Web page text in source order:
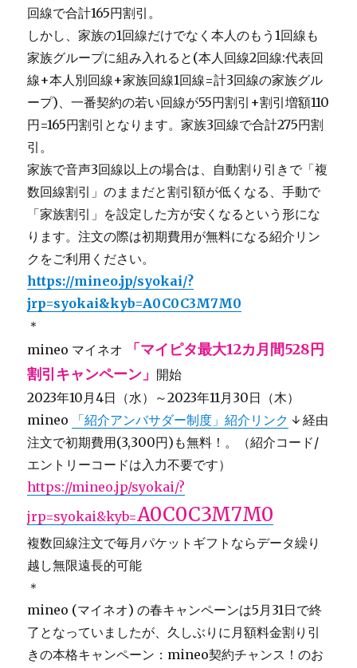
回線で合計165円割引。
しかし、家族の1回線だけでなく本人のもう1回線も
家族グループに組み入れると(本人回線2回線:代表回
線+本人別回線+家族回線1回線=計3回線の家族グル
ープ)、一番契約の若い回線が55円割引+割引増額110
円=165円割引となります。家族3回線で合計275円割
引。
家族で音声3回線以上の場合は、自動割り引きで「複
数回線割引」のままだと割引額が低くなる、手動で
「家族割引」を設定した方が安くなるという形にな
ります。注文の際は初期費用が無料になる紹介リン
クをご利用ください。
https://mineo.jp/syokai/?
jrp=syokai&kyb=A0C0C3M7M0
＊
mineo マイネオ
「マイピタ最大12カ月間528円
割引キャンペーン」 開始
2023年10月4日（水）～2023年11月30日（木）
mineo
「紹介アンバサダー制度」紹介リンク ↓ 経由
注文で初期費用(3,300円)も無料！。（紹介コード/
エントリーコードは入力不要です）
https://mineo.jp/syokai/?
jrp=syokai&kyb=A0C0C3M7M0
複数回線注文で毎月パケットギフトならデータ繰り
越し無限遠長的可能
＊
mineo (マイネオ) の春キャンペーンは5月31日で終
了となっていましたが、久しぶりに月額料金割り引
きの本格キャンペーン：mineo契約チャンス！のお